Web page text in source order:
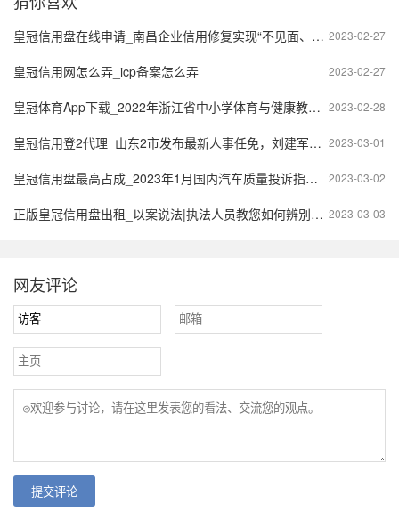
2023-02-27
皇冠信用盘在线申请_南昌企业信用修复实现“不见面、网上办”
2023-02-27
皇冠信用网怎么弄_icp备案怎么弄
2023-02-28
皇冠体育App下载_2022年浙江省中小学体育与健康教学活动评审教案视频
2023-03-01
皇冠信用登2代理_山东2市发布最新人事任免，刘建军为潍坊市政府代理市长
2023-03-02
皇冠信用盘最高占成_2023年1月国内汽车质量投诉指数分析报告
2023-03-03
正版皇冠信用盘出租_以案说法|执法人员教您如何辨别克隆出租车
网友评论
提交评论